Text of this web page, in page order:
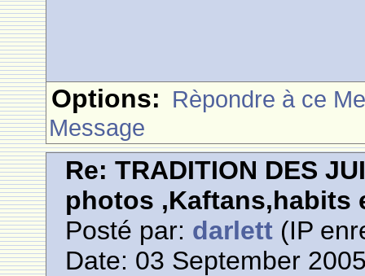
Options: Rèpondre à ce
Message
Re: TRADITION DES
photos ,Kaftans,habits
Posté par: darlett (IP
Date: 03 September